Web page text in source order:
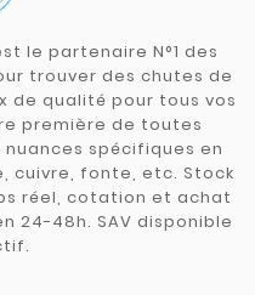
le partenaire N°1 des
trouver des chutes de
de qualité pour tous vos
première de toutes
nuances spécifiques en
cuivre, fonte, etc. Stock
réel, cotation et achat
24-48h. SAV disponible